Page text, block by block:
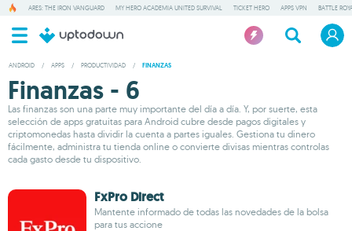
ARES: THE IRON VANGUARD MY HERO ACADEMIA UNITED SURVIVAL TICKET HERO APPS VPN BATTLE
ANDROID / APPS / PRODUCTIVIDAD / FINANZAS
Finanzas - 6
Las finanzas son una parte muy importante del día a día. Y, por suerte, esta
selección de apps gratuitas para Android cubre desde pagos digitales y
criptomonedas hasta dividir la cuenta a partes iguales. Gestiona tu dinero
fácilmente, administra tu tienda online o convierte divisas mientras controlas
cada gasto desde tu dispositivo.
FxPro Direct
Mantente informado de todas las novedades de la bolsa
para tus accione